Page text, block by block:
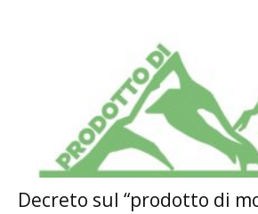
Decreto sul “prodotto di